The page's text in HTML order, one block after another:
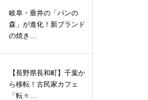
岐阜・垂井の「パンの
森」が進化！新ブランド
の焼き…
【長野県長和町】千葉か
ら移転！古民家カフェ
「転々…